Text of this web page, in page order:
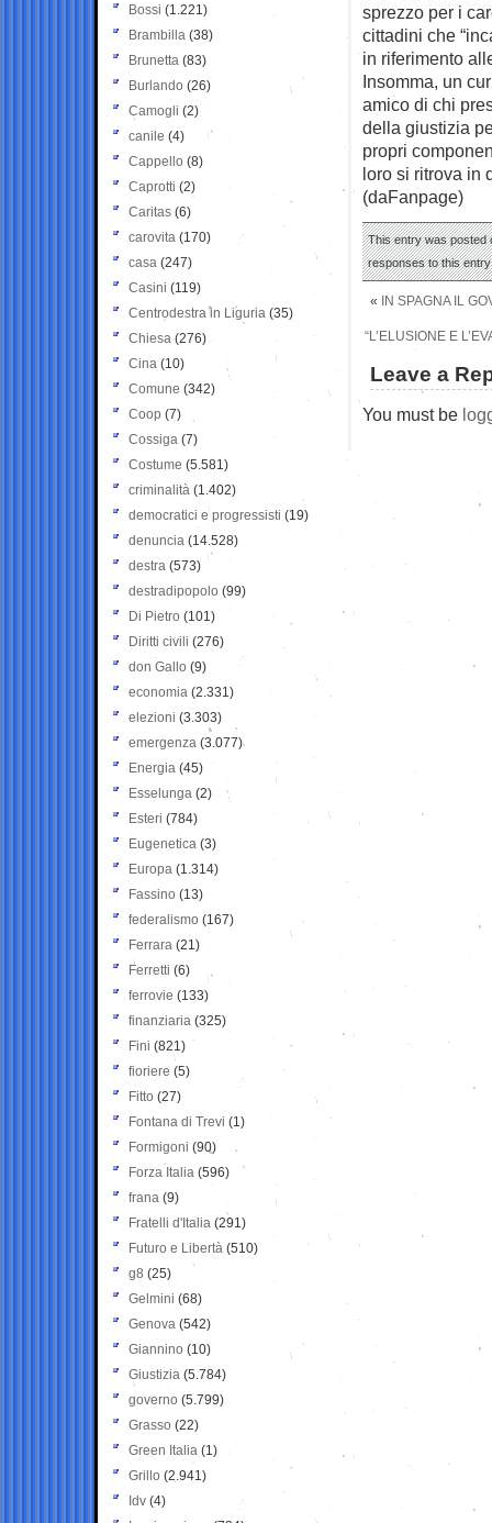
sprezzo per i
cittadini che
in riferimento
Insomma, un
amico di chi
della giustizia
propri
loro si ritrova in
(daFanpage)
This entry was posted
responses to this
« IN SPAGNA IL
“L’ELUSIONE E
Leave a
You must be
Bossi (1.221)
Brambilla (38)
Brunetta (83)
Burlando (26)
Camogli (2)
canile (4)
Cappello (8)
Caprotti (2)
Caritas (6)
carovita (170)
casa (247)
Casini (119)
Centrodestra in Liguria (35)
Chiesa (276)
Cina (10)
Comune (342)
Coop (7)
Cossiga (7)
Costume (5.581)
criminalità (1.402)
democratici e progressisti (19)
denuncia (14.528)
destra (573)
destradipopolo (99)
Di Pietro (101)
Diritti civili (276)
don Gallo (9)
economia (2.331)
elezioni (3.303)
emergenza (3.077)
Energia (45)
Esselunga (2)
Esteri (784)
Eugenetica (3)
Europa (1.314)
Fassino (13)
federalismo (167)
Ferrara (21)
Ferretti (6)
ferrovie (133)
finanziaria (325)
Fini (821)
fioriere (5)
Fitto (27)
Fontana di Trevi (1)
Formigoni (90)
Forza Italia (596)
frana (9)
Fratelli d'Italia (291)
Futuro e Libertà (510)
g8 (25)
Gelmini (68)
Genova (542)
Giannino (10)
Giustizia (5.784)
governo (5.799)
Grasso (22)
Green Italia (1)
Grillo (2.941)
Idv (4)